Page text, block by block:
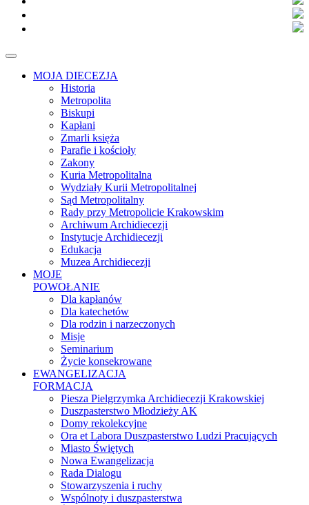
MOJA DIECEZJA
Historia
Metropolita
Biskupi
Kapłani
Zmarli księża
Parafie i kościoły
Zakony
Kuria Metropolitalna
Wydziały Kurii Metropolitalnej
Sąd Metropolitalny
Rady przy Metropolicie Krakowskim
Archiwum Archidiecezji
Instytucje Archidiecezji
Edukacja
Muzea Archidiecezji
MOJE
POWOŁANIE
Dla kapłanów
Dla katechetów
Dla rodzin i narzeczonych
Misje
Seminarium
Życie konsekrowane
EWANGELIZACJA
FORMACJA
Piesza Pielgrzymka Archidiecezji Krakowskiej
Duszpasterstwo Młodzieży AK
Domy rekolekcyjne
Ora et Labora Duszpasterstwo Ludzi Pracujących
Miasto Świętych
Nowa Ewangelizacja
Rada Dialogu
Stowarzyszenia i ruchy
Wspólnoty i duszpasterstwa